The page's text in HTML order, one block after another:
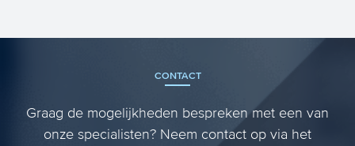
JIT-voorraadbeheers...
CONTACT
Graag de mogelijkheden bespreken met een van
onze specialisten? Neem contact op via het